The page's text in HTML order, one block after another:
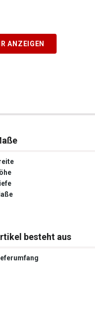
ANZEIGEN
besteht aus